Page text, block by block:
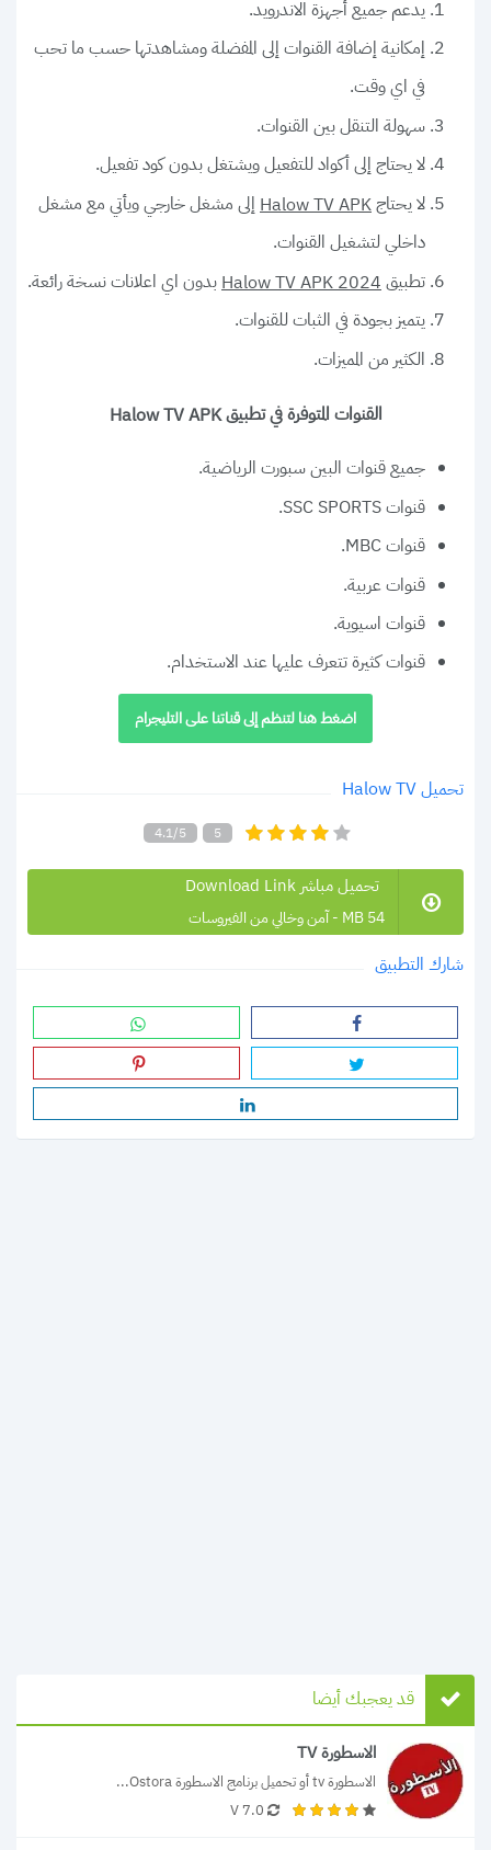
يدعم جميع أجهزة الاندرويد.
إمكانية إضافة القنوات إلى المفضلة ومشاهدتها حسب ما تحب
في اي وقت.
سهولة التنقل بين القنوات.
لا يحتاج إلى أكواد للتفعيل ويشتغل بدون كود تفعيل.
لا يحتاجHalow TV APK إلى مشغل خارجي ويأتي مع مشغل
داخلي لتشغيل القنوات.
تطبيق Halow TV APK 2024 بدون اي اعلانات نسخة رائعة.
يتميز بجودة في الثبات للقنوات.
الكثير من المميزات.
القنوات المتوفرة في تطبيقHalow TV APK
جميع قنوات البين سبورت الرياضية.
قنوات SSC SPORTS.
قنوات MBC.
قنوات عربية.
قنوات اسيوية.
قنوات كثيرة تتعرف عليها عند الاستخدام.
اضغط هنا لتنظم إلى قناتنا على التليجرام
تحميل Halow TV
4.1/5 5
تحميل مباشر Download Link
54 MB - آمن وخالي من الفيروسات
شارك التطبيق
قد يعجبك أيضا
الاسطورة TV
الاسطورة tv أو تحميل برنامج الاسطورة Ostora...
7.0 V